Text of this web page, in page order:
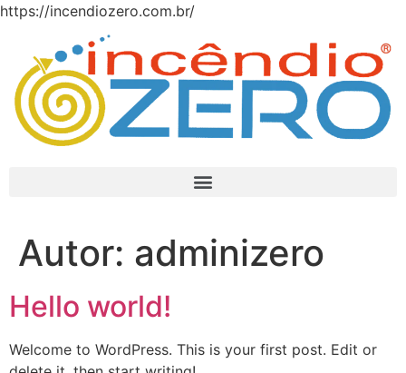
https://incendiozero.com.br/
Autor: adminizero
Hello world!
Welcome to WordPress. This is your first post. Edit or